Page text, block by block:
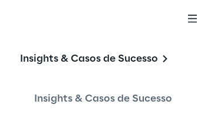
Insights & Casos de Sucesso
Insights & Casos de Sucesso